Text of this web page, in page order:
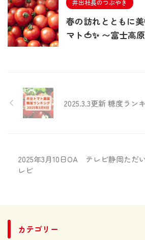
井出社長のつぶやき
春の訪れとともに
マト🍅✨ 〜富士高
2025.3.3更新 糖度ラン
2025年3月10日OA テレビ静岡ただ
レビ
カテゴリー